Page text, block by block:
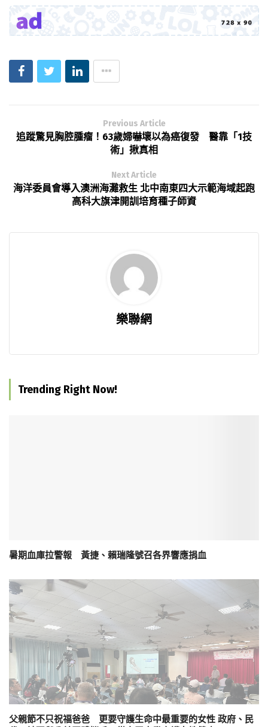
Previous Article
追蹤驚見胸腔腫瘤！63歲婦嚇壞以為癌復發 醫靠「1技
術」揪真相
Next Article
海洋委員會導入澳洲海灘救生 北中南東四大示範海域起跑
高科大旗津開訓培育種子師資
樂聯網
Trending Right Now!
暑期血庫拉警報 黃捷、賴瑞隆號召各界響應捐血
父親節不只祝福爸爸 更要守護生命中最重要的女性 政府、民